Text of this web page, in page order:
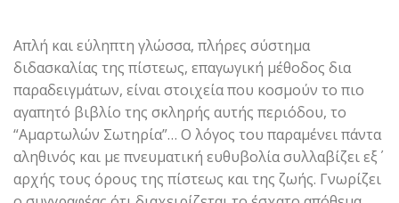
Απλή και εύληπτη γλώσσα, πλήρες σύστημα
διδασκαλίας της πίστεως, επαγωγική μέθοδος δια
παραδειγμάτων, είναι στοιχεία που κοσμούν το πιο
αγαπητό βιβλίο της σκληρής αυτής περιόδου, το
“Αμαρτωλών Σωτηρία”… Ο λόγος του παραμένει πάντα
αληθινός και με πνευματική ευθυβολία συλλαβίζει εξ΄
αρχής τους όρους της πίστεως και της ζωής. Γνωρίζει